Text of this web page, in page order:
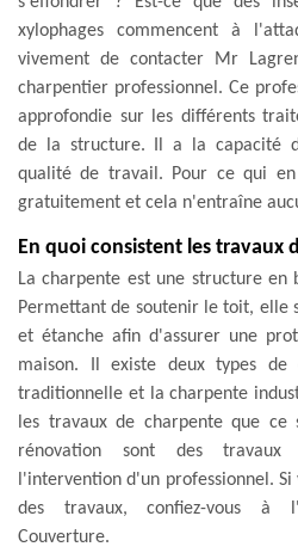
xylophages commencent à
vivement de contacter Mr
charpentier professionnel. Ce
approfondie sur les différents
de la structure. Il a la capacité
qualité de travail. Pour ce qui
gratuitement et cela n'entraîne
En quoi consistent les travaux
La charpente est une structure
Permettant de soutenir le toit, elle
et étanche afin d'assurer une
maison. Il existe deux types de
traditionnelle et la charpente
les travaux de charpente que
rénovation sont des travaux
l'intervention d'un professionnel.
des travaux, confiez-vous à
Couverture.